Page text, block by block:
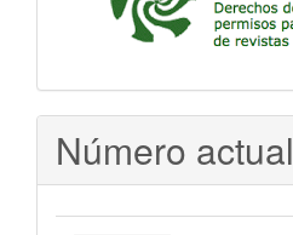
Número actual